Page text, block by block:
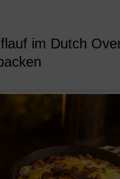
im Dutch